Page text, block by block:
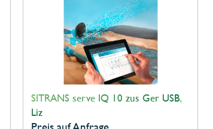
SITRANS serve IQ 10 zus Ger USB,
Liz